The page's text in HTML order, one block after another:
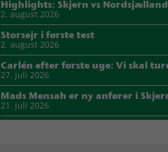
Highlights: Skjern vs Nordsjælland
2. august 2026
Storsejr i første test
2. august 2026
27. juli 2026
21. juli 2026